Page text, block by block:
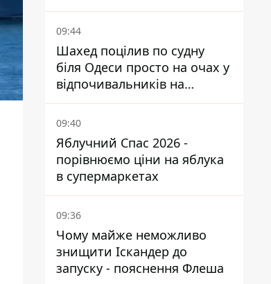
09:44
Шахед поцілив по судну
біля Одеси просто на очах у
відпочивальників на
переповненому пляжі
09:40
Яблучний Спас 2026 -
порівнюємо ціни на яблука
в супермаркетах
09:36
Чому майже неможливо
знищити Іскандер до
запуску - пояснення Флеша